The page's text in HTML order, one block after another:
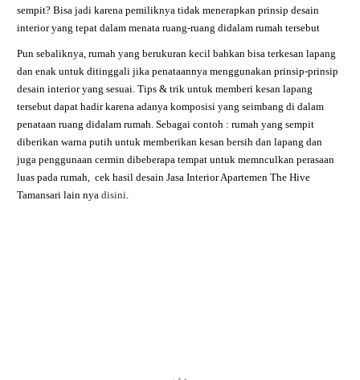
sempit? Bisa jadi karena pemiliknya tidak menerapkan prinsip desain
interior yang tepat dalam menata ruang-ruang didalam rumah tersebut
Pun sebaliknya, rumah yang berukuran kecil bahkan bisa terkesan lapang
dan enak untuk ditinggali jika penataannya menggunakan prinsip-prinsip
desain interior yang sesuai. Tips & trik untuk memberi kesan lapang
tersebut dapat hadir karena adanya komposisi yang seimbang di dalam
penataan ruang didalam rumah. Sebagai contoh : rumah yang sempit
diberikan warna putih untuk memberikan kesan bersih dan lapang dan
juga penggunaan cermin dibeberapa tempat untuk memnculkan perasaan
luas pada rumah,
cek hasil desainJasa Interior Apartemen The Hive
Tamansari lain nyadisini